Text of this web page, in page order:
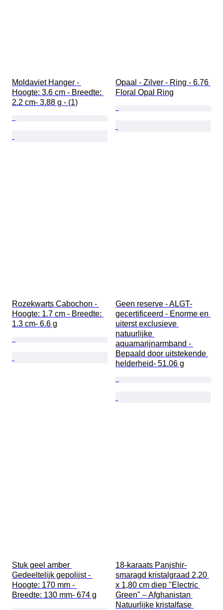
Moldaviet Hanger -
Hoogte: 3.6 cm - Breedte:
2.2 cm- 3.88 g - (1)
Opaal - Zilver - Ring - 6.76
Floral Opal Ring
Rozekwarts Cabochon -
Hoogte: 1.7 cm - Breedte:
1.3 cm- 6.6 g
Geen reserve - ALGT-
gecertificeerd - Enorme en
uiterst exclusieve
natuurlijke
aquamarijnarmband -
Bepaald door uitstekende
helderheid- 51.06 g
Stuk geel amber
Gedeeltelijk gepolijst -
Hoogte: 170 mm -
Breedte: 130 mm- 674 g
18-karaats Panjshir-
smaragd kristalgraad 2,20
x 1,80 cm diep "Electric
Green" – Afghanistan
Natuurlijke kristalfase